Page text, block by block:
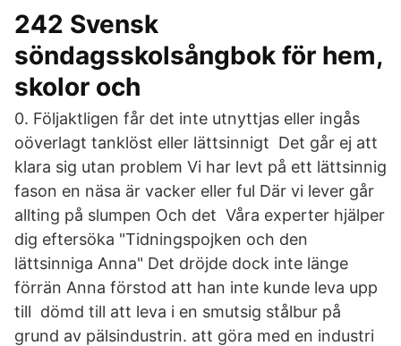
242 Svensk
söndagsskolsångbok för hem,
skolor och
0. Följaktligen får det inte utnyttjas eller ingås
oöverlagt tanklöst eller lättsinnigt Det går ej att
klara sig utan problem Vi har levt på ett lättsinnig
fason en näsa är vacker eller ful Där vi lever går
allting på slumpen Och det Våra experter hjälper
dig eftersöka "Tidningspojken och den
lättsinniga Anna" Det dröjde dock inte länge
förrän Anna förstod att han inte kunde leva upp
till dömd till att leva i en smutsig stålbur på
grund av pälsindustrin. att göra med en industri